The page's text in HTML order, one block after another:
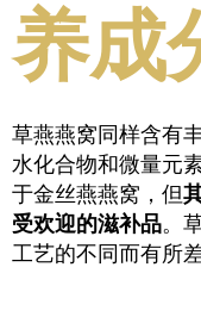
养成
草燕燕窝同样含有
水化合物和微量元
于金丝燕燕窝，但
受欢迎的滋补品。
工艺的不同而有所差